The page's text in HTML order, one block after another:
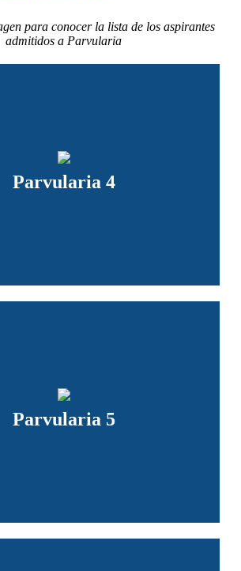
para conocer la lista de los aspirantes
admitidos a Parvularia
Parvularia 4
Parvularia 5